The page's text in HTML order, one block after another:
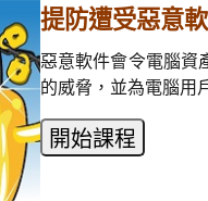
提防遭受惡意
惡意軟件會令電腦資
的威脅，並為電腦用